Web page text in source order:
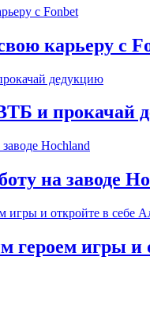
карьеру с
и прокачай
на заводе
героем игры и